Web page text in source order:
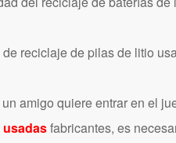
quiere entrar en el
usadasfabricantes, es